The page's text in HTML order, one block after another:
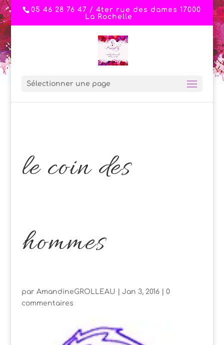
05 46 28 76 47 / 4ter rue des dames 17000
La Rochelle
Sélectionner une page
le coin des
hommes
par AmandineGROLLEAU Jan 3, 2016| 0
commentaires